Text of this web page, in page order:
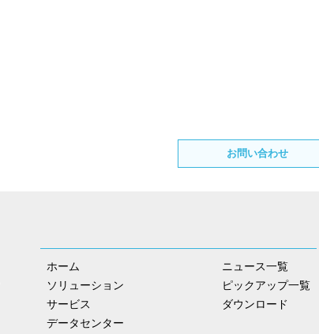
お問い合わせ
ホーム
ソリューション
サービス
データセンター
ニュース一覧
ピックアップ一覧
ダウンロード